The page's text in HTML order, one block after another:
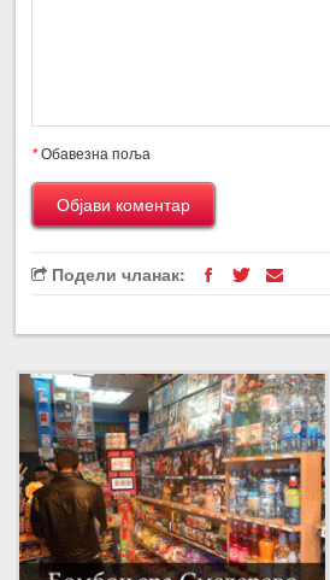
*Обавезна поља
Подели чланак: